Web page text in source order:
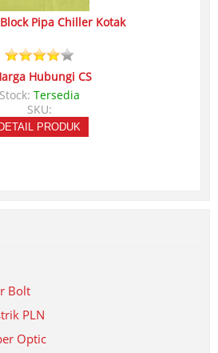
Pipa Chiller Kotak
Hubungi CS
Stock: Tersedia
SKU:
DETAIL PRODUK
Bolt
PLN
Optic